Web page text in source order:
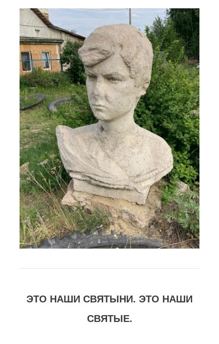
ЭТО НАШИ СВЯТЫНИ. ЭТО НАШИ
СВЯТЫЕ.